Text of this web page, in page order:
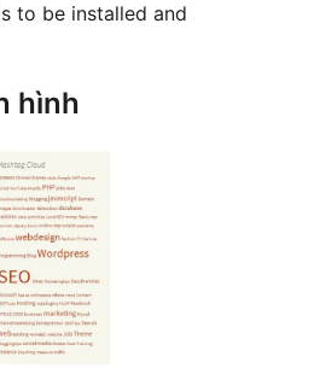
to be installed and
hình